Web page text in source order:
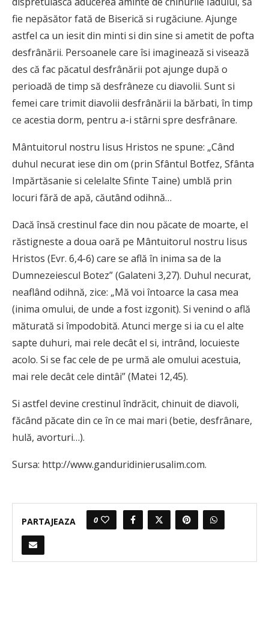
fie nepăsător fată de Biserică si rugăciune. Ajunge
astfel ca un iesit din minti si din sine si ametit de pofta
desfrânării. Persoanele care îsi imaginează si visează
des că fac păcatul desfrânării pot ajunge după o
perioadă de timp să desfrâneze cu diavolii. Sunt si
femei care trimit diavolii desfrânării la bărbati, în timp
ce acestia dorm, pentru a-i stârni spre desfrânare.
Mântuitorul nostru Iisus Hristos ne spune: „Când
duhul necurat iese din om (prin Sfântul Botfez, Sfânta
Impărtăsanie si celelalte Sfinte Taine) umblă prin
locuri fără de apă, căutând odihnă…
Dacă însă crestinul face din nou păcate de moarte, el
răstigneste a doua oară pe Mântuitorul nostru Iisus
Hristos (Evr. 6,4-6) care se află în inima sa de la
Dumnezeiescul Botez” (Galateni 3,27). Duhul necurat,
neaflând odihnă, zice: „Mă voi întoarce la casa mea
(inima omului, de unde a fost izgonit). Si venind o află
măturată si împodobită. Atunci merge si ia cu el alte
sapte duhuri, mai rele decât el si, intrând, locuieste
acolo. Si se fac cele de pe urmă ale omului acestuia,
mai rele decât cele dintâi” (Matei 12,45).
Si astfel devine crestinul îndrăcit, chinuit de diavoli,
făcând păcate din ce în ce mai mari (betie, desfrânare,
hulă, avorturi…).
Sursa: http://www.ganduridinierusalim.com.
PARTAJEAZA 0